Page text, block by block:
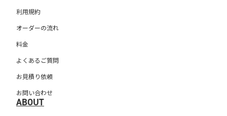
利用規約
オーダーの流れ
料金
よくあるご質問
お見積り依頼
お問い合わせ
ABOUT